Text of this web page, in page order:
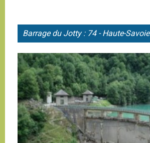
Barrage du Jotty : 74 - Haute-Savoie